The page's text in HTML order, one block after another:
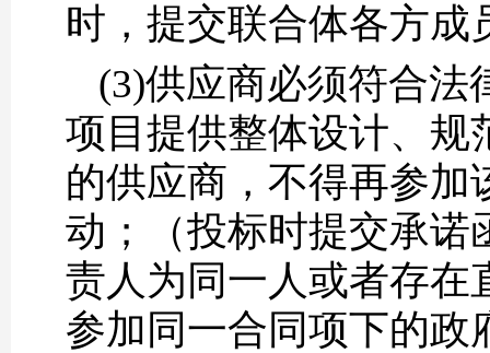
时，提交联合体各方成
(3)供应商必须符合
项目提供整体设计、规
的供应商，不得再参加
动；（投标时提交承
责人为同一人或者存在
参加同一合同项下的政